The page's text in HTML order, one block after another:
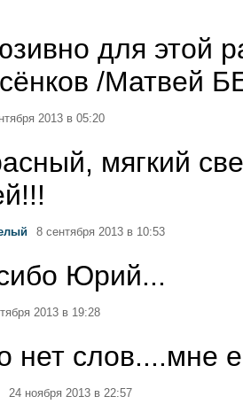
для этой
/Матвей
2013 в 05:20
мягкий
8 сентября 2013 в 10:53
Юрий...
2013 в 19:28
нет слов....мне
24 ноября 2013 в 22:57